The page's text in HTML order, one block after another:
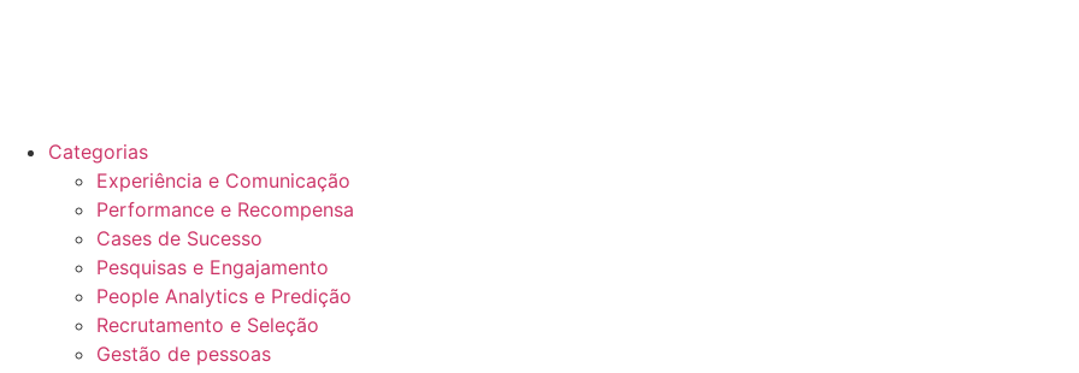
Categorias
Experiência e Comunicação
Performance e Recompensa
Cases de Sucesso
Pesquisas e Engajamento
People Analytics e Predição
Recrutamento e Seleção
Gestão de pessoas